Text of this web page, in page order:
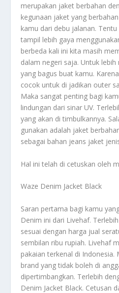
merupakan jaket berbahan
kegunaan jaket yang
kamu dari debu jalanan.
tampil lebih gaya
berbeda kali ini kita masih
dalam negeri saja. Untuk
yang bagus buat kamu.
cocok untuk di jadikan outer
Maka sangat penting bagi
lindungan dari sinar UV.
yang akan di timbulkannya.
gunakan adalah jaket
sebagai bahan jeans jaket
Hal ini telah di cetuskan oleh
Waze Denim Jacket Black
Saran pertama bagi kamu
Denim ini dari Livehaf.
sesuai dengan harga jual
sembilan ribu rupiah. Livehaf
pakaian terkenal di Indonesia.
brand yang tidak boleh di
dipertimbangkan. Terlebih
Denim Jacket Black. Cetusan